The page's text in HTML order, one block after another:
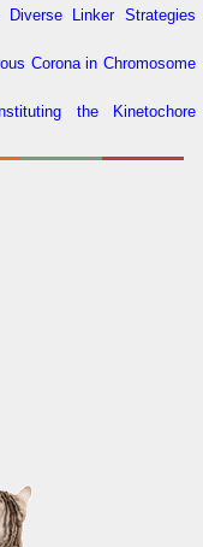
Diverse Linker Strategies
Corona in Chromosome
the Kinetochore